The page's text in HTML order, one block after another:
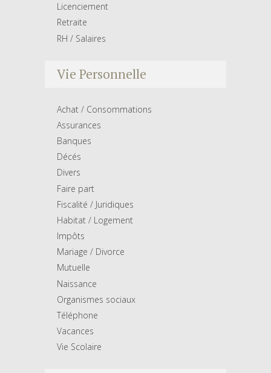
Licenciement
Retraite
RH / Salaires
Vie Personnelle
Achat / Consommations
Assurances
Banques
Décés
Divers
Faire part
Fiscalité / Juridiques
Habitat / Logement
Impôts
Mariage / Divorce
Mutuelle
Naissance
Organismes sociaux
Téléphone
Vacances
Vie Scolaire